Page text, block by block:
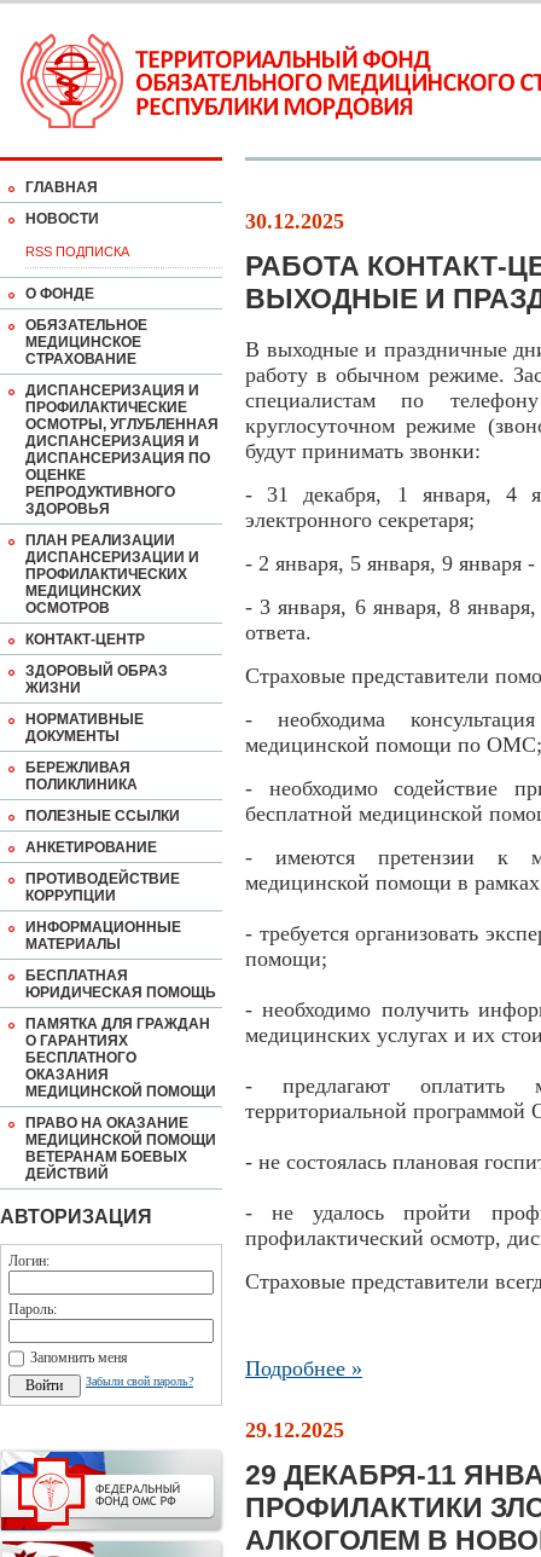
ГЛАВНАЯ
НОВОСТИ
RSS ПОДПИСКА
О ФОНДЕ
ОБЯЗАТЕЛЬНОЕ
МЕДИЦИНСКОЕ
СТРАХОВАНИЕ
ДИСПАНСЕРИЗАЦИЯ И
ПРОФИЛАКТИЧЕСКИЕ
ОСМОТРЫ, УГЛУБЛЕННАЯ
ДИСПАНСЕРИЗАЦИЯ И
ДИСПАНСЕРИЗАЦИЯ ПО
ОЦЕНКЕ
РЕПРОДУКТИВНОГО
ЗДОРОВЬЯ
ПЛАН РЕАЛИЗАЦИИ
ДИСПАНСЕРИЗАЦИИ И
ПРОФИЛАКТИЧЕСКИХ
МЕДИЦИНСКИХ
ОСМОТРОВ
КОНТАКТ-ЦЕНТР
ЗДОРОВЫЙ ОБРАЗ
ЖИЗНИ
НОРМАТИВНЫЕ
ДОКУМЕНТЫ
БЕРЕЖЛИВАЯ
ПОЛИКЛИНИКА
ПОЛЕЗНЫЕ ССЫЛКИ
АНКЕТИРОВАНИЕ
ПРОТИВОДЕЙСТВИЕ
КОРРУПЦИИ
ИНФОРМАЦИОННЫЕ
МАТЕРИАЛЫ
БЕСПЛАТНАЯ
ЮРИДИЧЕСКАЯ ПОМОЩЬ
ПАМЯТКА ДЛЯ ГРАЖДАН
О ГАРАНТИЯХ
БЕСПЛАТНОГО
ОКАЗАНИЯ
МЕДИЦИНСКОЙ ПОМОЩИ
ПРАВО НА ОКАЗАНИЕ
МЕДИЦИНСКОЙ ПОМОЩИ
ВЕТЕРАНАМ БОЕВЫХ
ДЕЙСТВИЙ
АВТОРИЗАЦИЯ
Логин:
Пароль:
Запомнить меня
Забыли свой пароль?
30.12.2025
РАБОТА КОНТАКТ-
ВЫХОДНЫЕ И
В выходные и праздничные
работу в обычном режиме.
специалистам по
круглосуточном режиме
будут принимать звонки:
- 31 декабря, 1 января, 4
электронного секретаря;
- 2 января, 5 января, 9 января
- 3 января, 6 января, 8
ответа.
Страховые представители
- необходима
медицинской помощи по ОМС;
- необходимо содействие
бесплатной медицинской
- имеются претензии к
медицинской помощи в
- требуется организовать
помощи;
- необходимо получить
медицинских услугах и их
- предлагают оплатить
территориальной
- не состоялась плановая
- не удалось пройти
профилактический осмотр,
Страховые представители
Подробнее »
29.12.2025
29 ДЕКАБРЯ-11
ПРОФИЛАКТИКИ
АЛКОГОЛЕМ В